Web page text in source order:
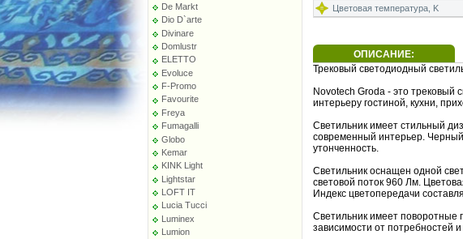
De Markt
Dio D`arte
Divinare
Domlustr
ELETTO
Evoluce
F-Promo
Favourite
Freya
Fumagalli
Globo
Kemar
KINK Light
Lightstar
LOFT IT
Lucia Tucci
Luminex
Lumion
Цветовая температура, K
ОПИСАНИЕ:
Трековый светодиодный
Novotech Groda - это трековый
интерьеру гостиной, кухни,
Светильник имеет стильный
современный интерьер.
утонченность.
Светильник оснащен одной
световой поток 960 Лм.
Индекс цветопередачи
Светильник имеет поворотные
зависимости от потребностей